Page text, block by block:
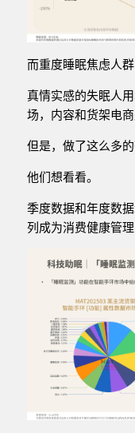
而重度睡眠焦虑人
真情实感的失眠人
场，内容和货架电
但是，做了这么多
他们想看看。
季度数据和年度数
列成为消费健康管理